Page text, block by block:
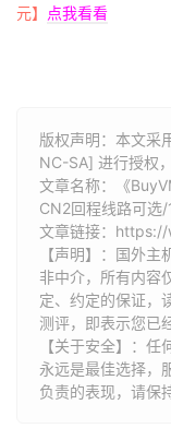
元】
点我看看
版权声明：本文采
NC-SA] 进行授权
文章名称：《
CN2回程线路可选/
文章链接： https://
【声明】：国外
非中介，所有内容
定、约定的保证，
测评，即表示您已
【关于安全】：
永远是最佳选择，
负责的表现，请保